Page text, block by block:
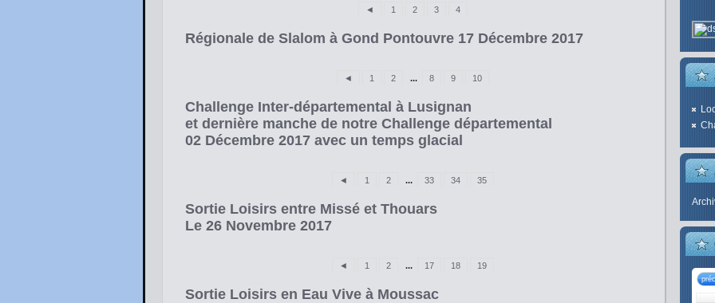
◄ 1 2 3 4
Régionale de Slalom à Gond Pontouvre 17 Décembre 2017
◄ 1 2 ... 8 9 10
Challenge Inter-départemental à Lusignan
et dernière manche de notre Challenge départemental
02 Décembre 2017 avec un temps glacial
◄ 1 2 ... 33 34 35
Sortie Loisirs entre Missé et Thouars
Le 26 Novembre 2017
◄ 1 2 ... 17 18 19
Sortie Loisirs en Eau Vive à Moussac